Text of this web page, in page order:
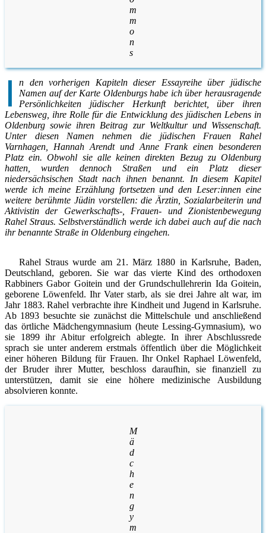
m
m
o
n
s
I
n den vorherigen Kapiteln dieser Essayreihe über jüdische
Namen auf der Karte Oldenburgs habe ich über herausragende
Persönlichkeiten jüdischer Herkunft berichtet, über ihren
Lebensweg, ihre Rolle für die Entwicklung des jüdischen Lebens in
Oldenburg sowie ihren Beitrag zur Weltkultur und Wissenschaft.
Unter diesen Namen nehmen die jüdischen Frauen Rahel
Varnhagen, Hannah Arendt und Anne Frank einen besonderen
Platz ein. Obwohl sie alle keinen direkten Bezug zu Oldenburg
hatten, wurden dennoch Straßen und ein Platz dieser
niedersächsischen Stadt nach ihnen benannt. In diesem Kapitel
werde ich meine Erzählung fortsetzen und den Leser:innen eine
weitere berühmte Jüdin vorstellen: die Ärztin, Sozialarbeiterin und
Aktivistin der Gewerkschafts-, Frauen- und Zionistenbewegung
Rahel Straus. Selbstverständlich werde ich dabei auch auf die nach
ihr benannte Straße in Oldenburg eingehen.
Rahel Straus wurde am 21. März 1880 in Karlsruhe, Baden,
Deutschland, geboren. Sie war das vierte Kind des orthodoxen
Rabbiners Gabor Goitein und der Grundschullehrerin Ida Goitein,
geborene Löwenfeld. Ihr Vater starb, als sie drei Jahre alt war, im
Jahr 1883. Rahel verbrachte ihre Kindheit und Jugend in Karlsruhe.
Ab 1893 besuchte sie zunächst die Mittelschule und anschließend
das örtliche Mädchengymnasium (heute Lessing-Gymnasium), wo
sie 1899 ihr Abitur erfolgreich ablegte. In ihrer Abschlussrede
sprach sie unter anderem erstmals öffentlich über die Möglichkeit
einer höheren Bildung für Frauen. Ihr Onkel Raphael Löwenfeld,
der Bruder ihrer Mutter, beschloss daraufhin, sie finanziell zu
unterstützen, damit sie eine höhere medizinische Ausbildung
absolvieren konnte.
M
ä
d
c
h
e
n
g
y
m